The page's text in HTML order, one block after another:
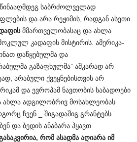
საბრძოლველად
და არა რეჟიმის, რადგან ასეთი
მმართველობასაც და ახლა
კადაფის მისტირის. ამერიკა-
დაწყებულმა და
გაზაფხულმა” აშკარად არ
არაბული ქვეყნებისთვის არ
და ევროპამ ნავთობის საბადოები
ახლა ადგილობრივ მოსახლეობას
ჩვენ _ შიგადაშიგ გრანტებს
და ბედის ანაბარა ჰყავთ
, რომ ასადმა აღიარა იმ